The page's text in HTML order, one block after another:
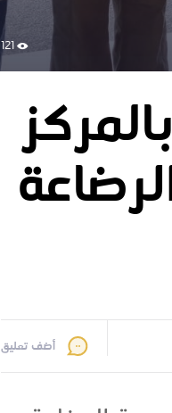
121
أضف تعليق